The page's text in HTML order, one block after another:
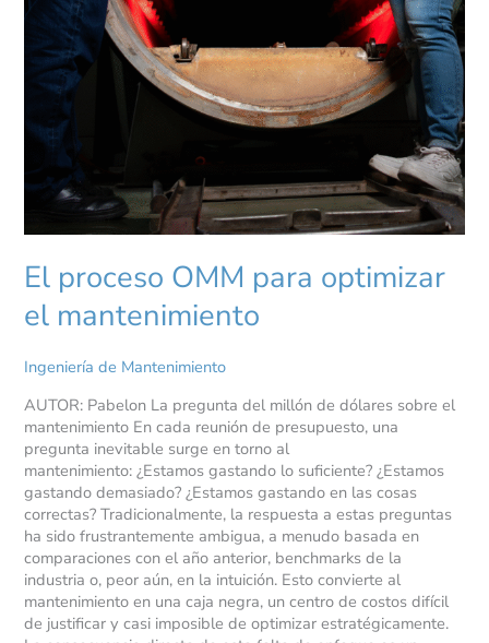
El proceso OMM para optimizar
el mantenimiento
Ingeniería de Mantenimiento
AUTOR: Pabelon La pregunta del millón de dólares sobre el
mantenimiento En cada reunión de presupuesto, una
pregunta inevitable surge en torno al
mantenimiento: ¿Estamos gastando lo suficiente? ¿Estamos
gastando demasiado? ¿Estamos gastando en las cosas
correctas? Tradicionalmente, la respuesta a estas preguntas
ha sido frustrantemente ambigua, a menudo basada en
comparaciones con el año anterior, benchmarks de la
industria o, peor aún, en la intuición. Esto convierte al
mantenimiento en una caja negra, un centro de costos difícil
de justificar y casi imposible de optimizar estratégicamente.